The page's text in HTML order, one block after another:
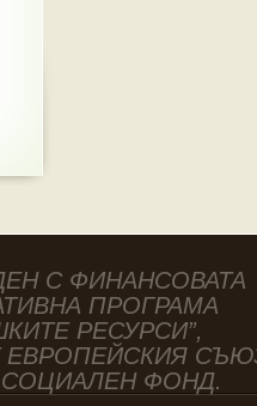
С ФИНАНСОВАТА
ПРОГРАМА
РЕСУРСИ”,
ЕВРОПЕЙСКИЯ
ФОНД.